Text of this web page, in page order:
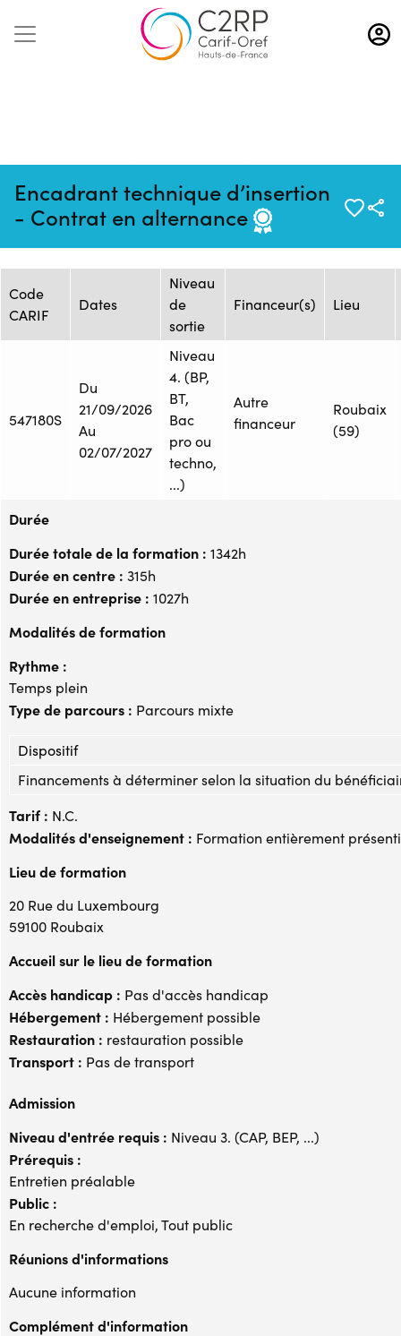
Aller
au
contenu
Encadrant technique d’insertion
- Contrat en alternance
06/08/2026
25102273F
Entreprise
Session de formation
Code
CARIF
Dates
Niveau
de
sortie
Financeur(s) Lieu
547180S
Du
21/09/2026
Au
02/07/2027
Niveau
4. (BP,
BT,
Bac
pro ou
techno,
...)
Autre
financeur
Roubaix
(59)
Durée
Durée totale de la formation : 1342h
Durée en centre : 315h
Durée en entreprise : 1027h
Modalités de formation
Rythme :
Temps plein
Type de parcours : Parcours mixte
Dispositif
Financements à déterminer selon la situation du
Tarif : N.C.
Modalités d'enseignement : Formation entièrement
Lieu de formation
20 Rue du Luxembourg
59100 Roubaix
Accueil sur le lieu de formation
Accès handicap : Pas d'accès handicap
Hébergement : Hébergement possible
Restauration : restauration possible
Transport : Pas de transport
Admission
Niveau d'entrée requis : Niveau 3. (CAP, BEP, ...)
Prérequis :
Entretien préalable
Public :
En recherche d'emploi, Tout public
Réunions d'informations
Aucune information
Complément d'information